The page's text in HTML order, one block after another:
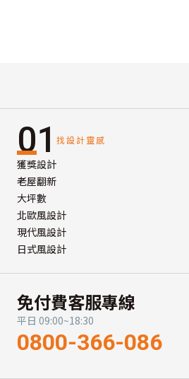
01 找設計靈感
獲獎設計
老屋翻新
大坪數
北歐風設計
現代風設計
日式風設計
免付費客服專線
平日 09:00~18:30
0800-366-086